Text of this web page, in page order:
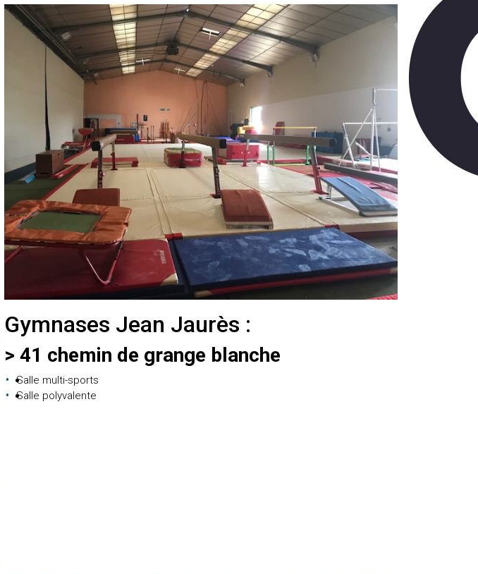
Gymnases Jean Jaurès :
> 41 chemin de grange blanche
Salle multi-sports
Salle polyvalente